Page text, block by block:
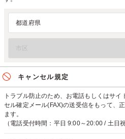
キャンセル規定
トラブル防止のため、お電話もしくはサ
セル確定メール(FAX)の送受信をもって、
ます。
（電話受付時間：平日 9:00～20:00 / 土日